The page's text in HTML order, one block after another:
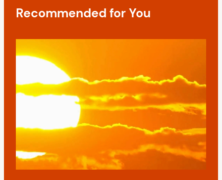
i
n
Recommended for You